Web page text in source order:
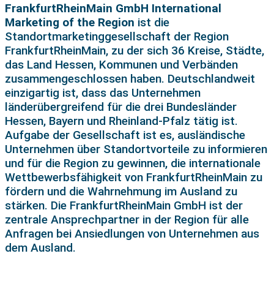
FrankfurtRheinMain GmbH International
Marketing of the Region ist die
Standortmarketinggesellschaft der Region
FrankfurtRheinMain, zu der sich 36 Kreise, Städte,
das Land Hessen, Kommunen und Verbänden
zusammengeschlossen haben. Deutschlandweit
einzigartig ist, dass das Unternehmen
länderübergreifend für die drei Bundesländer
Hessen, Bayern und Rheinland-Pfalz tätig ist.
Aufgabe der Gesellschaft ist es, ausländische
Unternehmen über Standortvorteile zu informieren
und für die Region zu gewinnen, die internationale
Wettbewerbsfähigkeit von FrankfurtRheinMain zu
fördern und die Wahrnehmung im Ausland zu
stärken. Die FrankfurtRheinMain GmbH ist der
zentrale Ansprechpartner in der Region für alle
Anfragen bei Ansiedlungen von Unternehmen aus
dem Ausland.